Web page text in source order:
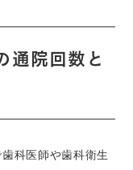
通院回数と
科医師や歯科衛生